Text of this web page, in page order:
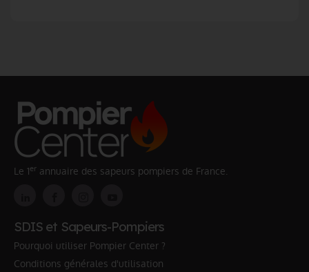
Le 1er annuaire des sapeurs pompiers de France.
SDIS et Sapeurs-Pompiers
Pourquoi utiliser Pompier Center ?
Conditions générales d'utilisation